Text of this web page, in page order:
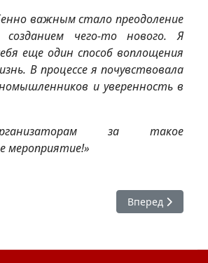
важным стало преодоление
созданием чего-то нового. Я
еще один способ воплощения
В процессе я почувствовала
и уверенность в
за такое
мероприятие!»
объединяет 2024» Следующий:
Вперед